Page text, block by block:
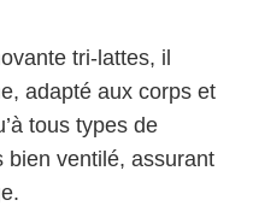
tri-lattes, il
adapté aux corps et
tous types de
bien ventilé, assurant